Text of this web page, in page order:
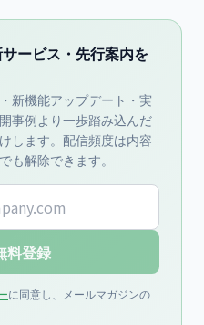
ービス・先行案内を
新機能アップデート・実
事例より一歩踏み込んだ
します。配信頻度は内容
も解除できます。
料登録
に同意し、メールマガジンの